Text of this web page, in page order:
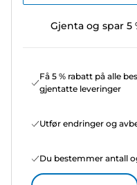
Gjenta og spar 5
Få 5 % rabatt på alle
gjentatte leveringer
Utfør endringer og
Du bestemmer antall